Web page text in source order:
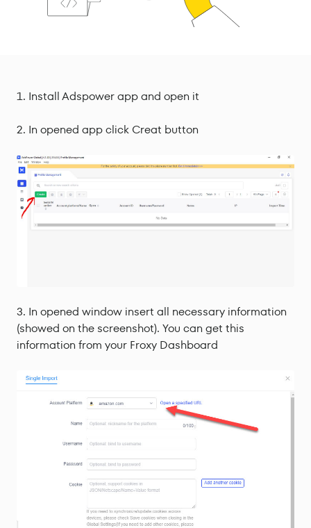
Install Adspower app and open it
In opened app click Creat button
In opened window insert all necessary information
(showed on the screenshot). You can get this
information from your Froxy Dashboard